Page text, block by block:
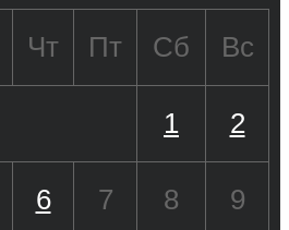
Чт Пт Сб Вс
1 2
6 7 8 9